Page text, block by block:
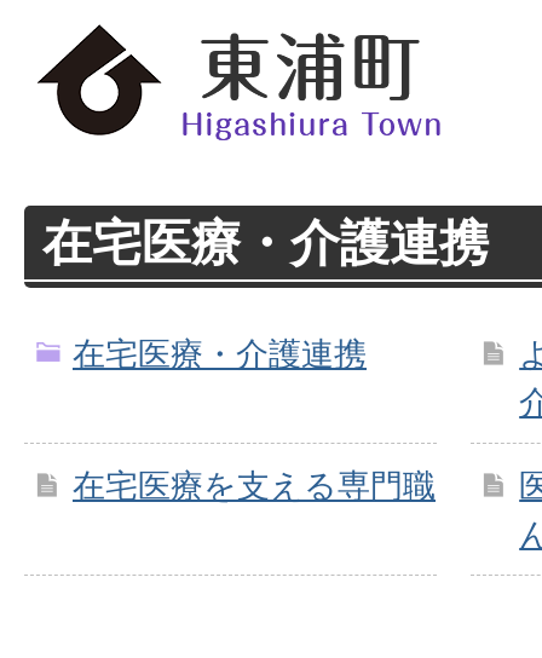
在宅医療・介護連携
在宅医療・介護連携
在宅医療を支える専門職